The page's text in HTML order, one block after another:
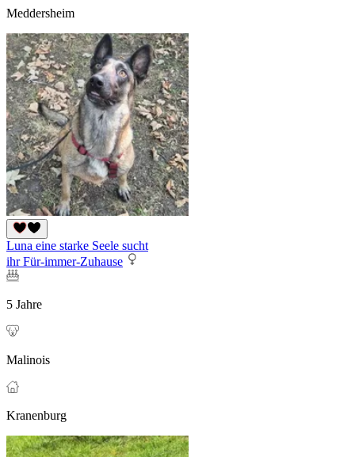
Meddersheim
Luna eine starke Seele sucht
ihr Für-immer-Zuhause
5 Jahre
Malinois
Kranenburg